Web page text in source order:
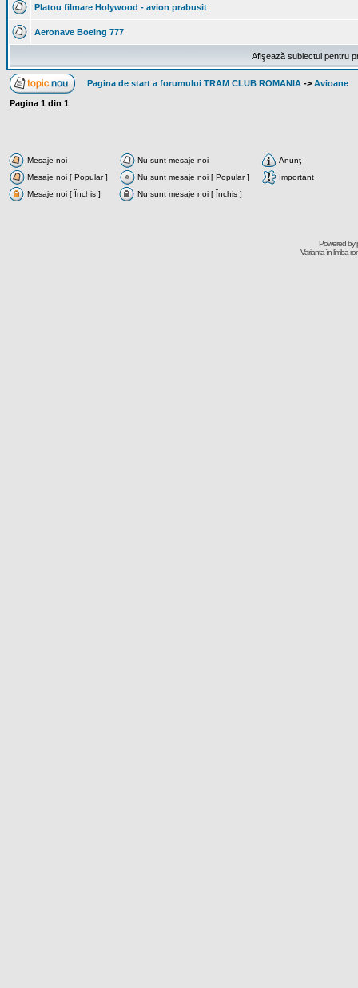
Platou filmare Holywood - avion prabusit
Aeronave Boeing 777
Afişează subiectul pentru
Pagina de start a forumului TRAM CLUB ROMANIA -> Avioane
Pagina 1 din 1
Mesaje noi Nu sunt mesaje noi
Anunţ
Mesaje noi [ Popular ]
Nu sunt mesaje noi [ Popular ]
Important
Mesaje noi [ Închis ]
Nu sunt mesaje noi [ Închis ]
Powered by
Varianta în limba